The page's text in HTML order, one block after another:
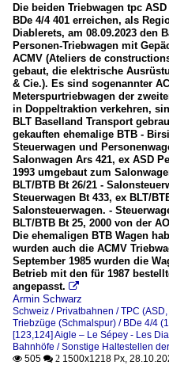
Die beiden Triebwagen tpc
BDe 4/4 401 erreichen, als
Diablerets, am 08.09.2023 den
Personen-Triebwagen mit
ACMV (Ateliers de
gebaut, die elektrische
& Cie.). Es sind sogenannter
Meterspurtriebwagen der
in Doppeltraktion verkehren,
BLT Baselland Transport
gekauften ehemalige BTB -
Steuerwagen und
Salonwagen Ars 421, ex ASD
1993 umgebaut zum
BLT/BTB Bt 26/21 -
Steuerwagen Bt 433, ex BLT/
Salonsteuerwagen. -
BLT/BTB Bt 25, 2000 von der
Die ehemaligen BTB Wagen
wurden auch die ACMV
September 1985 wurden die
Betrieb mit den für 1987
angepasst. 
Armin Schwarz
Schweiz / Privatbahnen / TPC
Triebzüge (Schmalspur) / BDe 4/4
[123,124] Aigle – Le Sépey - Les
Bahnhöfe / Sonstige Haltestellen
 505  2 1500x1218 Px,